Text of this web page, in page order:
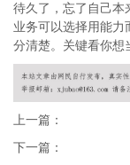
待久了，忘了自己本
业务可以选择用能
分清楚。关键看你想
上一篇：
下一篇：